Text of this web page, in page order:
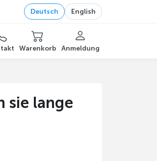
Deutsch English
Warenkorb Anmeldung
sie lange